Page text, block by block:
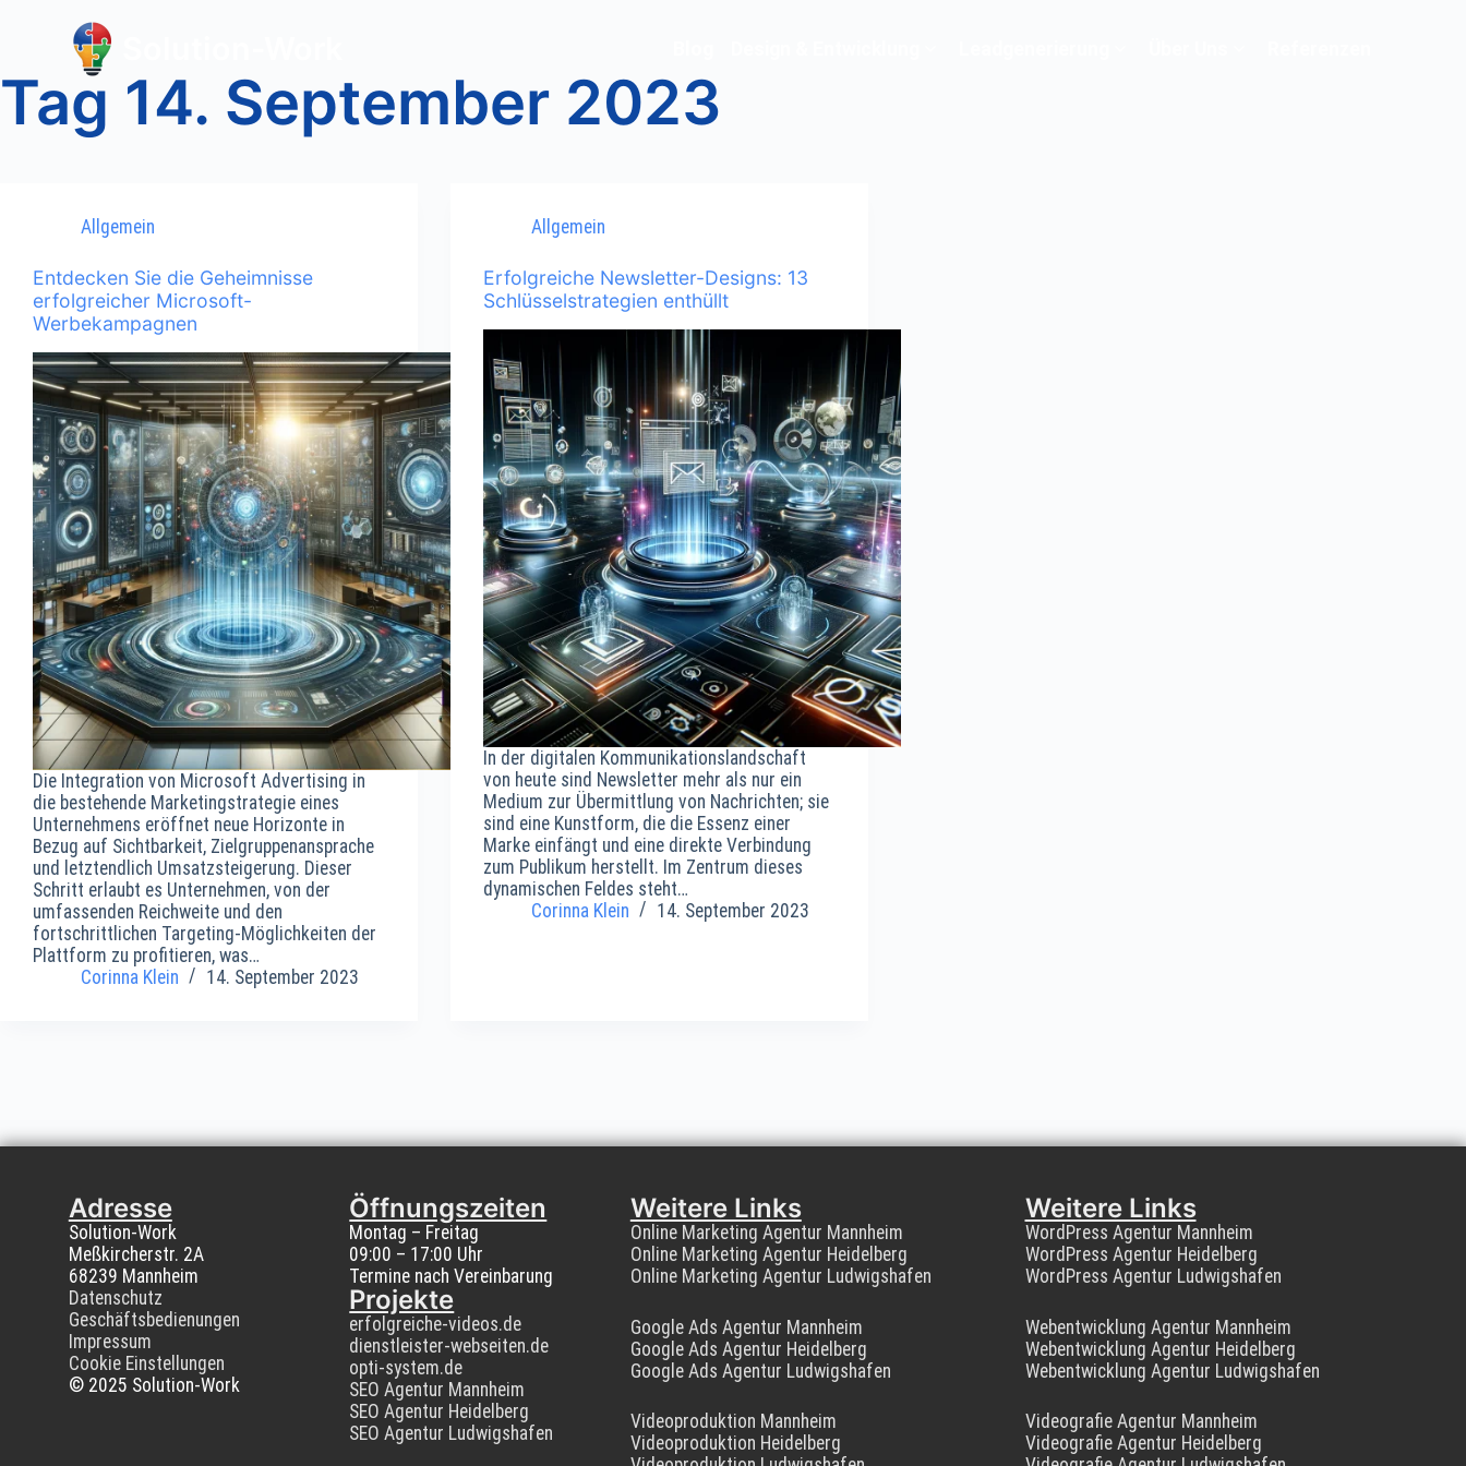
Tag 14. September 2023
Allgemein
Entdecken Sie die Geheimnisse
erfolgreicher Microsoft-
Werbekampagnen
Die Integration von Microsoft Advertising in
die bestehende Marketingstrategie eines
Unternehmens eröffnet neue Horizonte in
Bezug auf Sichtbarkeit, Zielgruppenansprache
und letztendlich Umsatzsteigerung. Dieser
Schritt erlaubt es Unternehmen, von der
umfassenden Reichweite und den
fortschrittlichen Targeting-Möglichkeiten der
Plattform zu profitieren, was…
Corinna Klein
14. September 2023
Allgemein
Erfolgreiche Newsletter-Designs: 13
Schlüsselstrategien enthüllt
In der digitalen Kommunikationslandschaft
von heute sind Newsletter mehr als nur ein
Medium zur Übermittlung von Nachrichten; sie
sind eine Kunstform, die die Essenz einer
Marke einfängt und eine direkte Verbindung
zum Publikum herstellt. Im Zentrum dieses
dynamischen Feldes steht…
Corinna Klein
14. September 2023
Adresse
Solution-Work
Meßkircherstr. 2A
68239 Mannheim
Datenschutz
Geschäftsbedienungen
Impressum
Cookie Einstellungen
© 2025 Solution-Work
Öffnungszeiten
Montag – Freitag
09:00 – 17:00 Uhr
Termine nach Vereinbarung
Projekte
erfolgreiche-videos.de
dienstleister-webseiten.de
opti-system.de
SEO Agentur Mannheim
SEO Agentur Heidelberg
SEO Agentur Ludwigshafen
Weitere Links
Online Marketing Agentur Mannheim
Online Marketing Agentur Heidelberg
Online Marketing Agentur Ludwigshafen
Google Ads Agentur Mannheim
Google Ads Agentur Heidelberg
Google Ads Agentur Ludwigshafen
Videoproduktion Mannheim
Videoproduktion Heidelberg
Weitere Links
WordPress Agentur Mannheim
WordPress Agentur Heidelberg
WordPress Agentur Ludwigshafen
Webentwicklung Agentur Mannheim
Webentwicklung Agentur Heidelberg
Webentwicklung Agentur Ludwigshafen
Videografie Agentur Mannheim
Videografie Agentur Heidelberg